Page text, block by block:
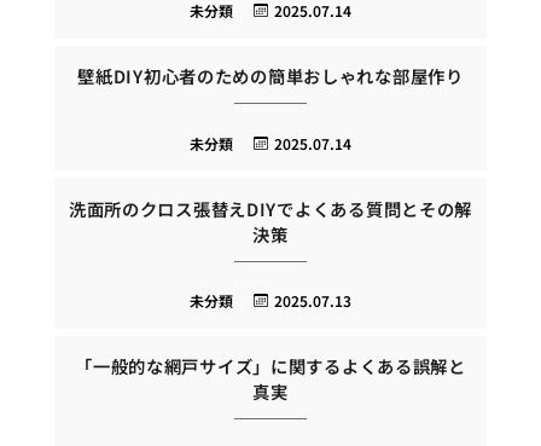
2025.07.14
未分類
壁紙DIY初心者のための簡単おしゃれな部屋作り
2025.07.14
未分類
洗面所のクロス張替えDIYでよくある質問とその解
決策
2025.07.13
未分類
「一般的な網戸サイズ」に関するよくある誤解と
真実